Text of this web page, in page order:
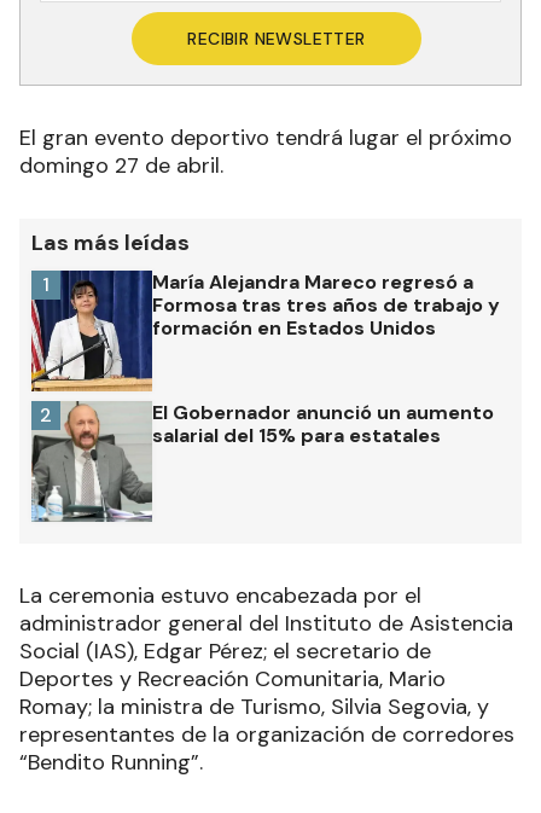
RECIBIR NEWSLETTER
El gran evento deportivo tendrá lugar el próximo
domingo 27 de abril.
Las más leídas
María Alejandra Mareco regresó a
Formosa tras tres años de trabajo y
formación en Estados Unidos
1
El Gobernador anunció un aumento
salarial del 15% para estatales
2
La ceremonia estuvo encabezada por el
administrador general del Instituto de Asistencia
Social (IAS), Edgar Pérez; el secretario de
Deportes y Recreación Comunitaria, Mario
Romay; la ministra de Turismo, Silvia Segovia, y
representantes de la organización de corredores
“Bendito Running”.